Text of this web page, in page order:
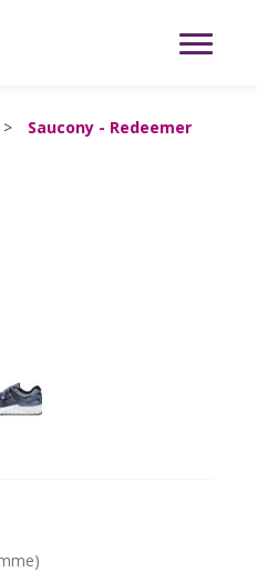
>
Saucony - Redeemer